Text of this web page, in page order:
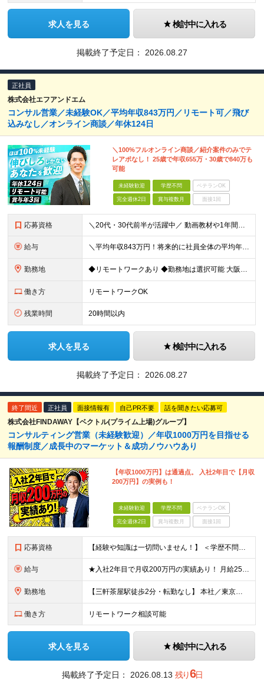
求人を見る 検討中に入れる
掲載終了予定日： 2026.08.27
正社員
株式会社エフアンドエム
コンサル営業／未経験OK／平均年収843万円／リモート可／飛び
込みなし／オンライン商談／年休124日
＼100%フルオンライン商談／紹介案件のみでテ
レアポなし！ 25歳で年収655万・30歳で840万も
可能
未経験歓迎 学歴不問 ベテランOK
完全週休2日 賞与複数月 面接1回
応募資格 ＼20代・30代前半が活躍中／ 動画教材や1年間の伴走サポートなど、 研修体制が整っているため未経験でも安心です！ ■学歴不問 ■未経験・第二新卒歓迎 ■社会人経験2年以上ある方 ※「接客・販売
給与 ＼平均年収843万円！将来的に社員全体の平均年収1000万円を目指しています／ 月給25万円〜40万円＋賞与年2回＋決算賞与 ※試用期間3ヵ月あり。期間中の給与・待遇の差異はありません
勤務地 ◆リモートワークあり ◆勤務地は選択可能 大阪本社もしくは東京本社のいずれかにて勤務となります。 【大阪本社】 大阪府吹田市江坂町1-23-38 F&Mビル 【東京本社】 東京都中央区京橋1-2
働き方 リモートワークOK
残業時間 20時間以内
求人を見る 検討中に入れる
掲載終了予定日： 2026.08.27
終了間近 正社員 面接情報有 自己PR不要 話を聞きたい応募可
株式会社FINDAWAY【ベクトル(プライム上場)グループ】
コンサルティング営業（未経験歓迎）／年収1000万円を目指せる
報酬制度／成長中のマーケット＆成功ノウハウあり
【年収1000万円】は通過点。 入社2年目で【月収
200万円】の実例も！
未経験歓迎 学歴不問 ベテランOK
完全週休2日 賞与複数月 面接1回
応募資格 【経験や知識は一切問いません！】 ＜学歴不問＞ ■職種・業種未経験の方、歓迎！ ※第二新卒歓迎 ※社会人経験10年以上の方、歓迎 当社では「謙虚に対応する姿勢」や「行動力」といった人柄を重視した
給与 ★入社2年目で月収200万円の実績あり！ 月給25万円～29万円＋毎月支給インセンティブ+賞与年1回 ※上記はあくまで未経験入社の場合の最低保証額です。 ※固定残業代は含んでいません。別途残業代支給
勤務地 【三軒茶屋駅徒歩2分・転勤なし】 本社／東京都世田谷区太子堂4-3-3 クレアーレ三軒茶屋5F ※転勤はありません。 ※U・Iターン歓迎。 ※業務を自立遂行できるようになれば、リモートワークも上長と
働き方 リモートワーク相談可能
求人を見る 検討中に入れる
掲載終了予定日： 2026.08.13 残り6日